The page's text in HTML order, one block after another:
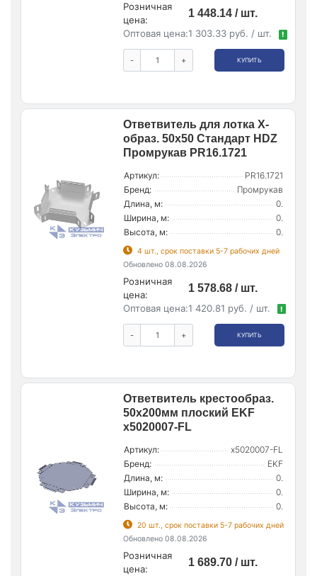
Розничная
цена:
1 448.14 / шт.
Оптовая цена:1 303.33 руб. / шт. !
- + КУПИТЬ
Ответвитель для лотка Х-
образ. 50х50 Стандарт HDZ
Промрукав PR16.1721
Артикул:
PR16.1721
Бренд:
Промрукав
Длина, м:
0.
Ширина, м:
0.
Высота, м:
0.
4 шт., срок поставки 5-7 рабочих дней
Обновлено 08.08.2026
Розничная
цена:
1 578.68 / шт.
Оптовая цена:1 420.81 руб. / шт. !
- + КУПИТЬ
Ответвитель крестообраз.
50x200мм плоский EKF
x5020007-FL
Артикул:
x5020007-FL
Бренд:
EKF
Длина, м:
0.
Ширина, м:
0.
Высота, м:
0.
20 шт., срок поставки 5-7 рабочих дней
Обновлено 08.08.2026
Розничная
цена:
1 689.70 / шт.